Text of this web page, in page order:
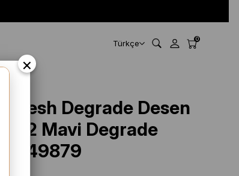
Türkçe 0
Fresh Degrade Desen
1012 Mavi Degrade
49879
×